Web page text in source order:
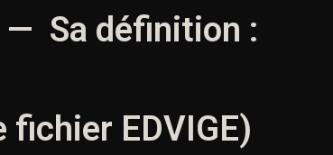
Sa définition :
fichier EDVIGE)